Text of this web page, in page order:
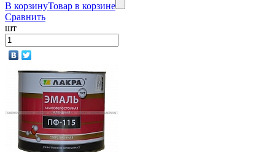
В корзинуТовар в корзине
Сравнить
шт